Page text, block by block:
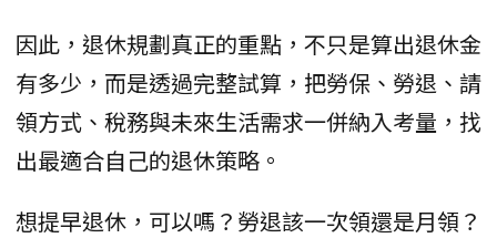
因此，退休規劃真正的重點，不只是算出退休金
有多少，而是透過完整試算，把勞保、勞退、請
領方式、稅務與未來生活需求一併納入考量，找
出最適合自己的退休策略。
想提早退休，可以嗎？勞退該一次領還是月領？